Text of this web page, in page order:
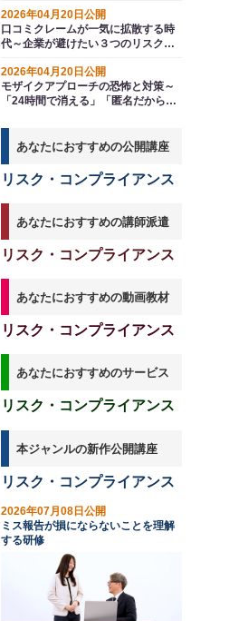
2026年04月20日公開
口コミクレームが一気に拡散する時
代～企業が避けたい３つのリスクと
2026年04月20日公開
モザイクアプローチの恐怖と対策～
「24時間で消える」「匿名だから」
窮地に追い込む
あなたにおすすめの公開講座
リスク・コンプライアンス
あなたにおすすめの講師派遣
リスク・コンプライアンス
あなたにおすすめの動画教材
リスク・コンプライアンス
あなたにおすすめのサービス
リスク・コンプライアンス
本ジャンルの新作公開講座
リスク・コンプライアンス
2026年07月08日公開
ミス報告が損にならないことを理解
する研修